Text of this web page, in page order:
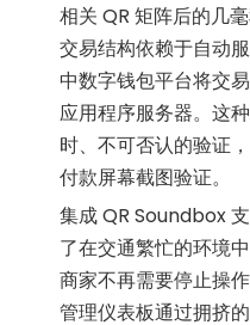
相关 QR 矩阵后的几
交易结构依赖于自动
中数字钱包平台将交
应用程序服务器。这
时、不可否认的验证
付款屏幕截图验证。
集成 QR Soundbox
了在交通繁忙的环境
商家不再需要停止操
管理仪表板通过拥挤